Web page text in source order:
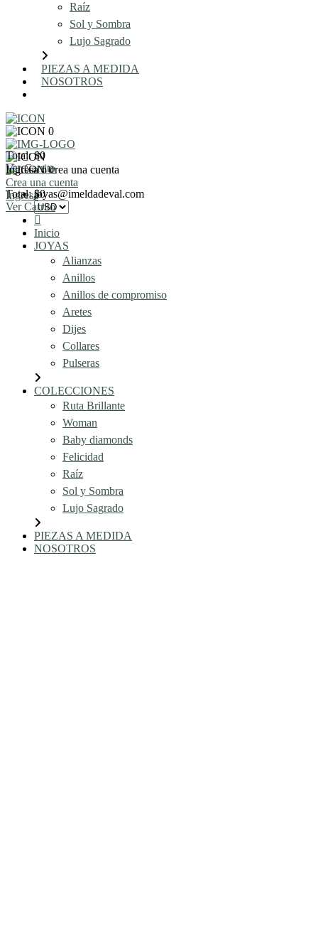
Raíz
Sol y Sombra
Lujo Sagrado
PIEZAS A MEDIDA
NOSOTROS
0
Total: $0
Ver Carrito
Ingresa o crea una cuenta
Crea una cuenta
Ingresa
0
Total: $0
Ver Carrito
joyas@imeldadeval.com
Inicio
JOYAS
Alianzas
Anillos
Anillos de compromiso
Aretes
Dijes
Collares
Pulseras
COLECCIONES
Ruta Brillante
Woman
Baby diamonds
Felicidad
Raíz
Sol y Sombra
Lujo Sagrado
PIEZAS A MEDIDA
NOSOTROS